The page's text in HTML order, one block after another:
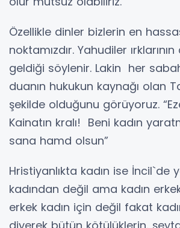
Özellikle dinler bizlerin en
noktamızdır. Yahudiler
geldiği söylenir. Lakin her
duanın hukukun kaynağı olan
şekilde olduğunu görüyoruz.
Kainatın kralı! Beni kadın
sana hamd olsun”
Hristiyanlıkta kadın ise İncil`de
kadından değil ama kadın
erkek kadın için değil fakat